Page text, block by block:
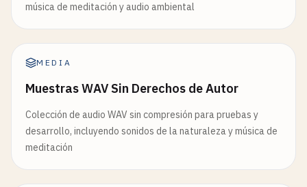
música de meditación y audio ambiental
MEDIA
Muestras WAV Sin Derechos de Autor
Colección de audio WAV sin compresión para pruebas y
desarrollo, incluyendo sonidos de la naturaleza y música de
meditación